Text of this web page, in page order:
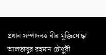
প্রধান সম্পাদকঃ বীর মুক্তিযোদ্ধা
আলতাবুর রহমান চৌধুরী